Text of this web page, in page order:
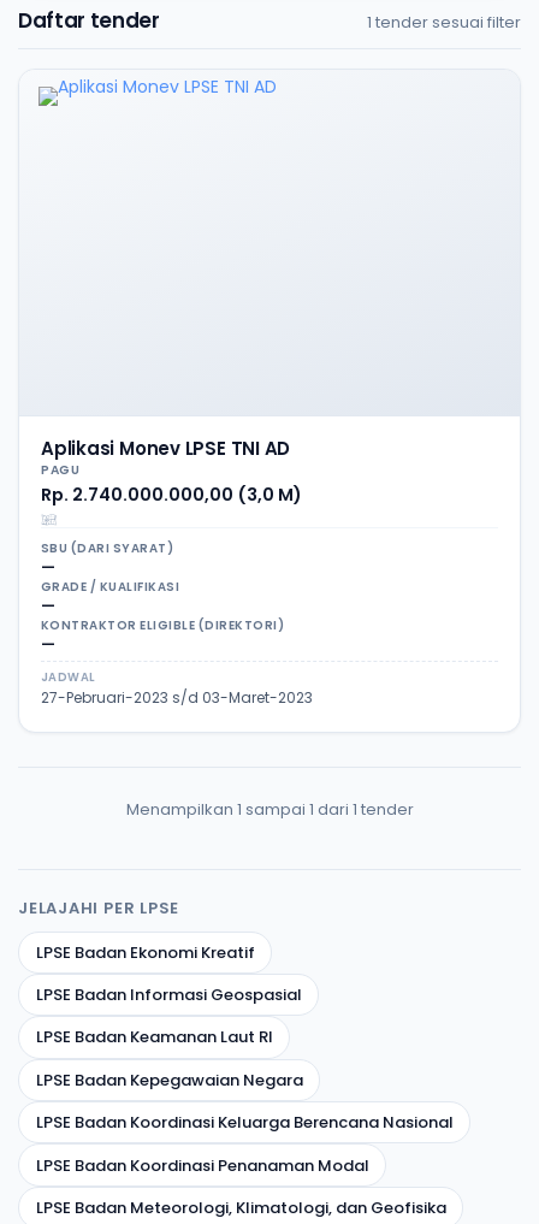
Daftar tender 1 tender sesuai filter
Aplikasi Monev LPSE TNI AD
PAGU
Rp. 2.740.000.000,00 (3,0 M)
SBU (DARI SYARAT)
—
GRADE / KUALIFIKASI
—
KONTRAKTOR ELIGIBLE (DIREKTORI)
—
JADWAL
27-Pebruari-2023 s/d 03-Maret-2023
Menampilkan 1 sampai 1 dari 1 tender
JELAJAHI PER LPSE
LPSE Badan Ekonomi Kreatif
LPSE Badan Informasi Geospasial
LPSE Badan Keamanan Laut RI
LPSE Badan Kepegawaian Negara
LPSE Badan Koordinasi Keluarga Berencana Nasional
LPSE Badan Koordinasi Penanaman Modal
LPSE Badan Meteorologi, Klimatologi, dan Geofisika